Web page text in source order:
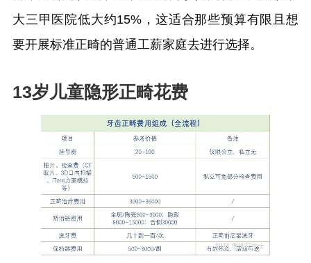
大三甲医院低大约15%，这适合那些预算有限且想
要开展标准正畸的普通工薪家庭去进行选择。
13岁儿童隐形正畸花费